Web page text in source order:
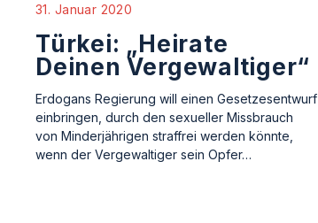
31. Januar 2020
Türkei: „Heirate
Deinen Vergewaltiger“
Erdogans Regierung will einen Gesetzesentwurf
einbringen, durch den sexueller Missbrauch
von Minderjährigen straffrei werden könnte,
wenn der Vergewaltiger sein Opfer…